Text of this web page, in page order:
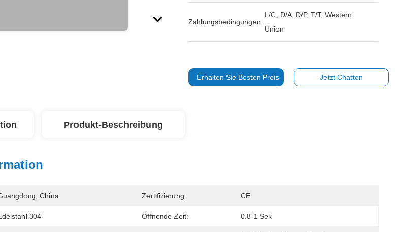
Zahlungsbedingungen:
L/C, D/A, D/P, T/T, Western
Union
Erhalten Sie Besten Preis Jetzt Chatten
Produkt-Beschreibung
China Zertifizierung: CE
304 Öffnende Zeit: 0.8-1 Sek